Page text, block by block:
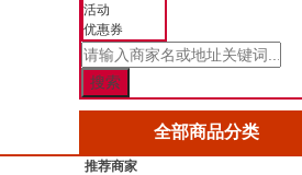
活动
优惠券
全部商品分类
推荐商家